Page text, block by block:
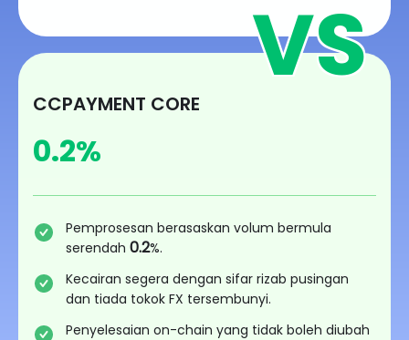
CCPAYMENT CORE
0.2%
Pemprosesan berasaskan volum bermula
serendah 0.2%.
Kecairan segera dengan sifar rizab pusingan
dan tiada tokok FX tersembunyi.
Penyelesaian on-chain yang tidak boleh diubah